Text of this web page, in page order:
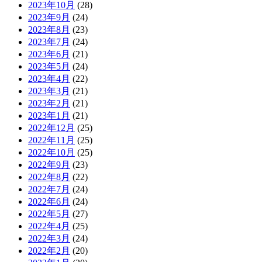
2023年10月 (28)
2023年9月 (24)
2023年8月 (23)
2023年7月 (24)
2023年6月 (21)
2023年5月 (24)
2023年4月 (22)
2023年3月 (21)
2023年2月 (21)
2023年1月 (21)
2022年12月 (25)
2022年11月 (25)
2022年10月 (25)
2022年9月 (23)
2022年8月 (22)
2022年7月 (24)
2022年6月 (24)
2022年5月 (27)
2022年4月 (25)
2022年3月 (24)
2022年2月 (20)